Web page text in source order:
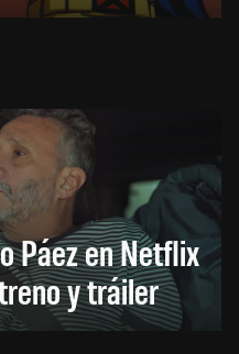
Páez en Netflix
y tráiler